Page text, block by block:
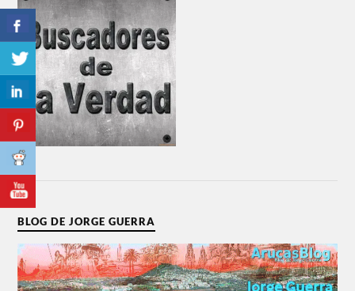
BLOG DE JORGE GUERRA